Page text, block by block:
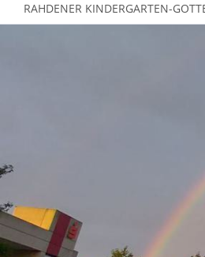
RAHDENER KINDERGARTEN-